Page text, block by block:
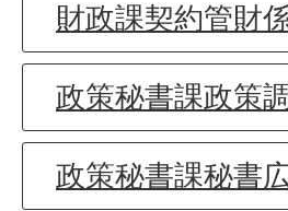
財政課契約管財
政策秘書課政策
政策秘書課秘書